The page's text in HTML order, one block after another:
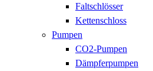
Faltschlösser
Kettenschloss
Pumpen
CO2-Pumpen
Dämpferpumpen